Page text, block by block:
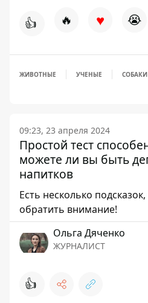
👍 🔥 ♥ 😭
ЖИВОТНЫЕ УЧЕНЫЕ СОБАКИ
09:23, 23 апреля 2024
Простой тест
можете ли вы быть
напитков
Есть несколько
обратить внимание!
Ольга Дяченко
ЖУРНАЛИСТ
👍